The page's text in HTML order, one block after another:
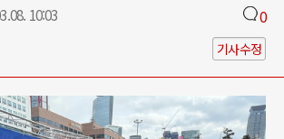
10:03 0
기사수정